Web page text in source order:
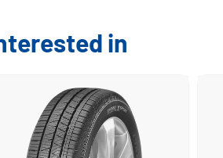
in